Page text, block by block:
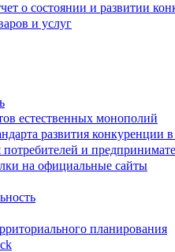
о состоянии и развитии
и услуг
естественных монополий
развития конкуренции
и
на официальные сайты
планирования